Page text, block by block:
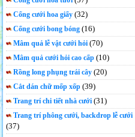
Cổng cưới hoa giấy (32)
Cổng cưới bong bóng (16)
Mâm quả lễ vật cưới hỏi (70)
Mâm quả cưới hỏi cao cấp (10)
Rồng long phụng trái cây (20)
Cắt dán chữ mốp xốp (39)
Trang trí chi tiết nhà cưới (31)
Trang trí phông cưới, backdrop lễ cưới
(37)